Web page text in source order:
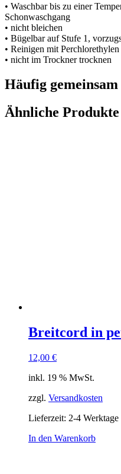
• Waschbar bis zu einer
Schonwaschgang
• nicht bleichen
• Bügelbar auf Stufe 1,
• Reinigen mit Perchlorethylen
• nicht im Trockner trocknen
Häufig
Ähnliche Produkte
Breitcord in
12,00 €
inkl. 19 % MwSt.
zzgl. Versandkosten
Lieferzeit: 2-4 Werktage
In den Warenkorb